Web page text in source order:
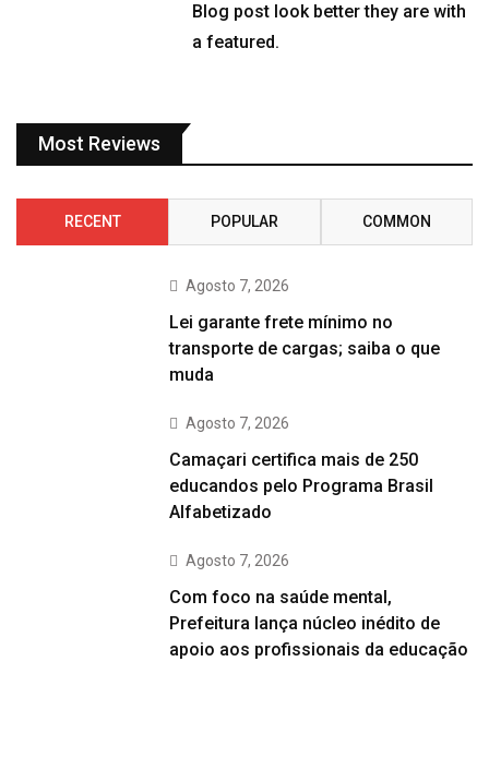
Blog post look better they are with
a featured.
Most Reviews
RECENT POPULAR COMMON
Agosto 7, 2026
Lei garante frete mínimo no
transporte de cargas; saiba o que
muda
Agosto 7, 2026
Camaçari certifica mais de 250
educandos pelo Programa Brasil
Alfabetizado
Agosto 7, 2026
Com foco na saúde mental,
Prefeitura lança núcleo inédito de
apoio aos profissionais da educação